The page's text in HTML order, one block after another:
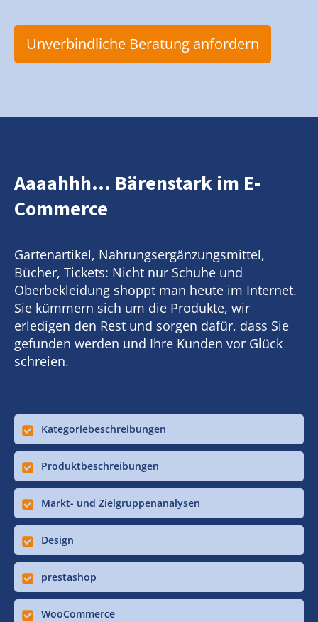
Unverbindliche Beratung anfordern
Aaaahhh... Bärenstark im E-
Commerce
Gartenartikel, Nahrungsergänzungsmittel,
Bücher, Tickets: Nicht nur Schuhe und
Oberbekleidung shoppt man heute im Internet.
Sie kümmern sich um die Produkte, wir
erledigen den Rest und sorgen dafür, dass Sie
gefunden werden und Ihre Kunden vor Glück
schreien.
Kategoriebeschreibungen
Produktbeschreibungen
Markt- und Zielgruppenanalysen
Design
prestashop
WooCommerce